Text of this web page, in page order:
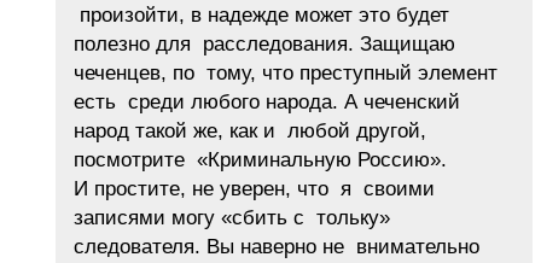
произойти, в надежде может это будет
полезно для расследования. Защищаю
чеченцев, по тому, что преступный элемент
есть среди любого народа. А чеченский
народ такой же, как и любой другой,
посмотрите «Криминальную Россию».
И простите, не уверен, что я своими
записями могу «сбить с тольку»
следователя. Вы наверно не внимательно